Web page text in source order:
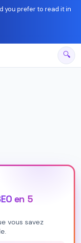
you prefer to read it in
🔍
en 5
vous savez